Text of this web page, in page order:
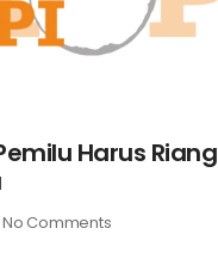
Harus Riang
No Comments